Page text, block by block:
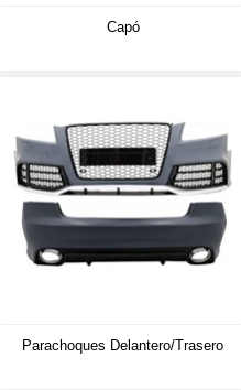
Capó
Parachoques Delantero/trasero